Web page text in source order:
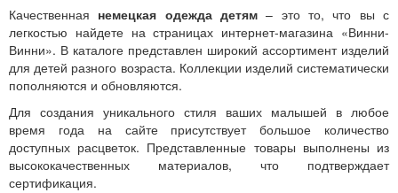
Качественная немецкая одежда детям – это то, что вы с
легкостью найдете на страницах интернет-магазина «Винни-
Винни». В каталоге представлен широкий ассортимент изделий
для детей разного возраста. Коллекции изделий систематически
пополняются и обновляются.
Для создания уникального стиля ваших малышей в любое
время года на сайте присутствует большое количество
доступных расцветок. Представленные товары выполнены из
высококачественных материалов, что подтверждает
сертификация.